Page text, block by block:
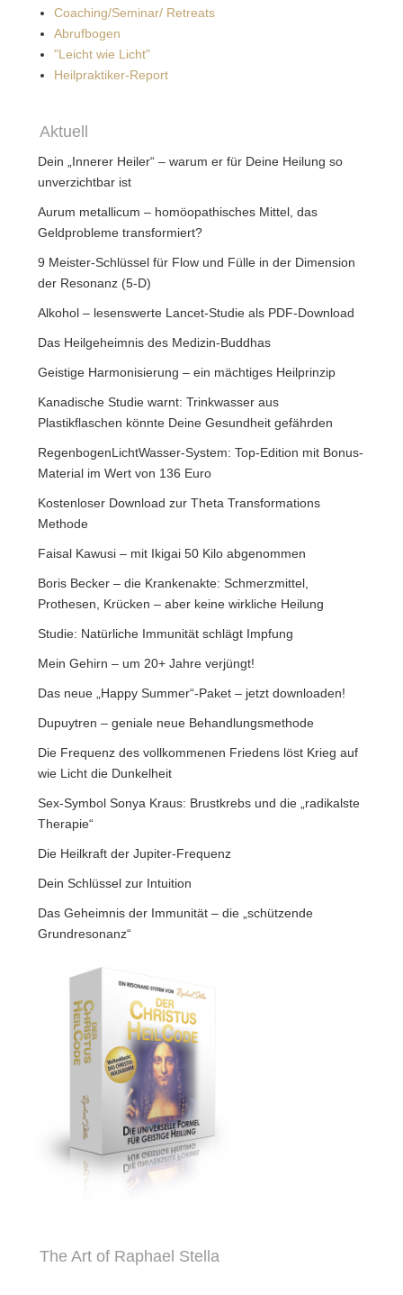
Coaching/Seminar/ Retreats
Abrufbogen
"Leicht wie Licht"
Heilpraktiker-Report
Aktuell
Dein „Innerer Heiler“ – warum er für Deine Heilung so
unverzichtbar ist
Aurum metallicum – homöopathisches Mittel, das
Geldprobleme transformiert?
9 Meister-Schlüssel für Flow und Fülle in der Dimension
der Resonanz (5-D)
Alkohol – lesenswerte Lancet-Studie als PDF-Download
Das Heilgeheimnis des Medizin-Buddhas
Geistige Harmonisierung – ein mächtiges Heilprinzip
Kanadische Studie warnt: Trinkwasser aus
Plastikflaschen könnte Deine Gesundheit gefährden
RegenbogenLichtWasser-System: Top-Edition mit Bonus-
Material im Wert von 136 Euro
Kostenloser Download zur Theta Transformations
Methode
Faisal Kawusi – mit Ikigai 50 Kilo abgenommen
Boris Becker – die Krankenakte: Schmerzmittel,
Prothesen, Krücken – aber keine wirkliche Heilung
Studie: Natürliche Immunität schlägt Impfung
Mein Gehirn – um 20+ Jahre verjüngt!
Das neue „Happy Summer“-Paket – jetzt downloaden!
Dupuytren – geniale neue Behandlungsmethode
Die Frequenz des vollkommenen Friedens löst Krieg auf
wie Licht die Dunkelheit
Sex-Symbol Sonya Kraus: Brustkrebs und die „radikalste
Therapie“
Die Heilkraft der Jupiter-Frequenz
Dein Schlüssel zur Intuition
Das Geheimnis der Immunität – die „schützende
Grundresonanz“
The Art of Raphael Stella